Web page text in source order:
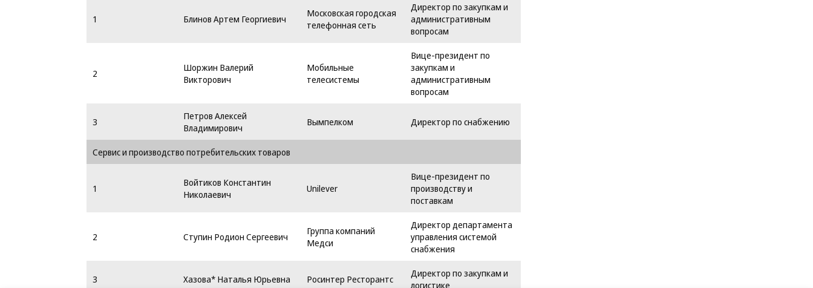
1 Блинов Артем Георгиевич
Московская городская
телефонная сеть
Директор по закупкам и
административным
вопросам
2
Шоржин Валерий
Викторович
Мобильные
телесистемы
Вице-президент по
закупкам и
административным
вопросам
3
Петров Алексей
Владимирович
Вымпелком Директор по снабжению
Сервис и производство потребительских товаров
1
Войтиков Константин
Николаевич
Unilever
Вице-президент по
производству и
поставкам
2 Ступин Родион Сергеевич
Группа компаний
Медси
Директор департамента
управления системой
снабжения
3 Хазова* Наталья Юрьевна Росинтер Ресторантс
Директор по закупкам и
логистике